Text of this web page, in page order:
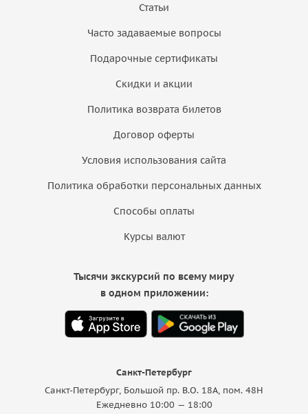
Статьи
Часто задаваемые вопросы
Подарочные сертификаты
Скидки и акции
Политика возврата билетов
Договор оферты
Условия использования сайта
Политика обработки персональных данных
Способы оплаты
Курсы валют
Санкт-Петербург
Санкт-Петербург, Большой пр. В.О. 18A, пом. 48Н
Ежедневно 10:00 — 18:00
Тысячи экскурсий по всему миру
в одном приложении: